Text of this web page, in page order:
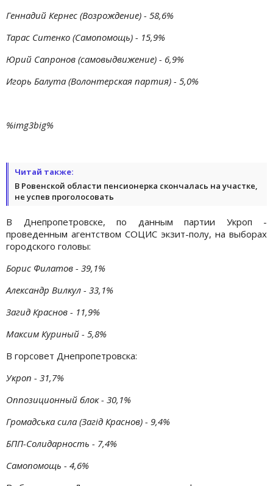
Геннадий Кернес (Возрождение) - 58,6%
Тарас Ситенко (Самопомощь) - 15,9%
Юрий Сапронов (самовыдвижение) - 6,9%
Игорь Балута (Волонтерская партия) - 5,0%
%img3big%
Читай также:
В Ровенской области пенсионерка скончалась на участке,
не успев проголосовать
В Днепропетровске, по данным партии Укроп -
проведенным агентством СОЦИС экзит-полу, на выборах
городского головы:
Борис Филатов - 39,1%
Александр Вилкул - 33,1%
Загид Краснов - 11,9%
Максим Куриный - 5,8%
В горсовет Днепропетровска:
Укроп - 31,7%
Оппозиционный блок - 30,1%
Громадська сила (Загід Краснов) - 9,4%
БПП-Солидарность - 7,4%
Самопомощь - 4,6%